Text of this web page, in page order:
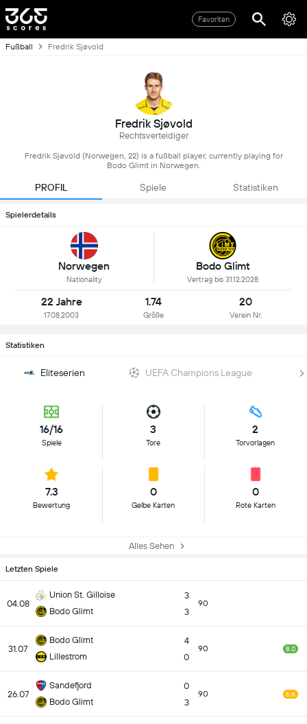
Favoriten
Fußball Fredrik Sjøvold
Fredrik Sjøvold
Rechtsverteidiger
Fredrik Sjøvold (Norwegen, 22) is a fußball player, currently playing for
Bodo Glimt in Norwegen.
PROFIL Spiele Statistiken
Spielerdetails
Norwegen
Nationality
Bodo Glimt
Vertrag bis 31.12.2028
22 Jahre
17.08.2003
1.74
Größe
20
Verein Nr.
Statistiken
Eliteserien UEFA Champions League
16/16
Spiele
3
Tore
2
Torvorlagen
7.3
Bewertung
0
Gelbe Karten
0
Rote Karten
Alles Sehen
Letzten Spiele
04.08
Union St. Gilloise
Bodo Glimt
3
3
90
31.07
Bodo Glimt
Lillestrom
4
0
90 8.0
26.07
Sandefjord
Bodo Glimt
0
3
90 6.6